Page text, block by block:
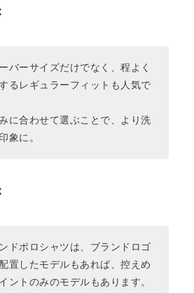
バーサイズだけでなく、程よく
るレギュラーフィットも人気で
に合わせて選ぶことで、より洗
象に。
ドポロシャツは、ブランドロゴ
置したモデルもあれば、控えめ
ントのみのモデルもあります。